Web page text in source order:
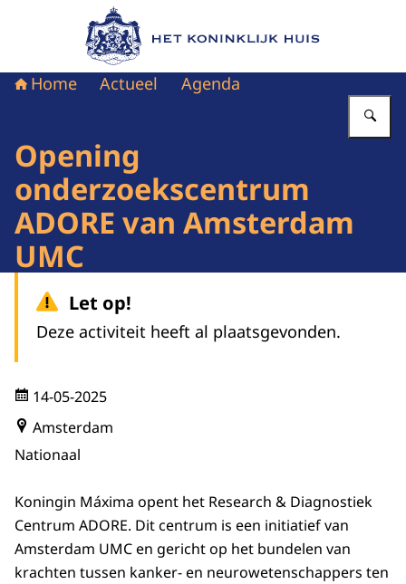
Naar de homepage van Het Koninklijk Huis
Home Actueel Agenda
Opening
onderzoekscentrum
ADORE van Amsterdam
UMC
Let op!
Deze activiteit heeft al plaatsgevonden.
14-05-2025
Amsterdam
Nationaal
Koningin Máxima opent het Research & Diagnostiek
Centrum ADORE. Dit centrum is een initiatief van
Amsterdam UMC en gericht op het bundelen van
krachten tussen kanker- en neurowetenschappers ten